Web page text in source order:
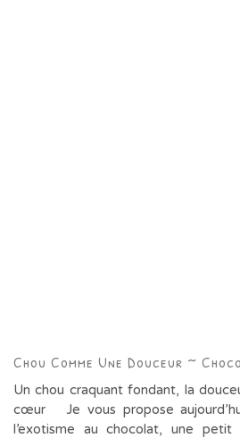
Chou Comme Une Douceur ~
Un chou craquant fondant, la
cœur Je vous propose
l’exotisme au chocolat, une petit